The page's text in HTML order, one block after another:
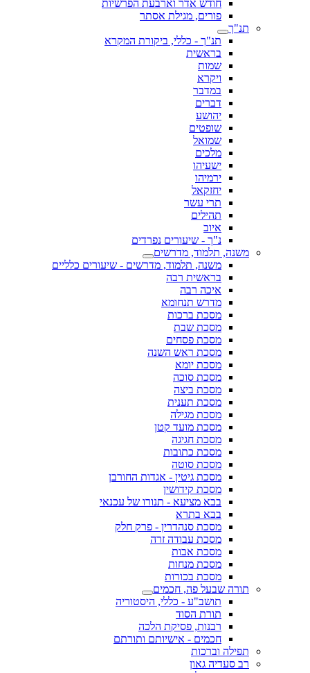
חודש אדר וארבעת הפרשיות
פורים, מגילת אסתר
תנ"ך
תנ"ך - כללי, ביקורת המקרא
בראשית
שמות
ויקרא
במדבר
דברים
יהושע
שופטים
שמואל
מלכים
ישעיהו
ירמיהו
יחזקאל
תרי עשר
תהילים
איוב
נ"ך - שיעורים נפרדים
משנה, תלמוד, מדרשים
משנה, תלמוד, מדרשים - שיעורים כלליים
בראשית רבה
איכה רבה
מדרש תנחומא
מסכת ברכות
מסכת שבת
מסכת פסחים
מסכת ראש השנה
מסכת יומא
מסכת סוכה
מסכת ביצה
מסכת תענית
מסכת מגילה
מסכת מועד קטן
מסכת חגיגה
מסכת כתובות
מסכת סוטה
מסכת גיטין - אגדות החורבן
מסכת קידושין
בבא מציעא - תנורו של עכנאי
בבא בתרא
מסכת סנהדרין - פרק חלק
מסכת עבודה זרה
מסכת אבות
מסכת מנחות
מסכת בכורות
תורה שבעל פה, חכמים
תושב"ע - כללי, היסטוריה
תורת הסוד
רבנות, פסיקת הלכה
חכמים - אישיותם ותורתם
תפילה וברכות
רב סעדיה גאון